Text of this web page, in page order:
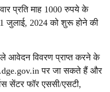
प्रति माह 1000 रुपये के
जुलाई, 2024 को शुरू होने की
आवेदन विवरण प्राप्त करने के
पर जा सकते हैं और
सेंटर फॉर एससी/एसटी,